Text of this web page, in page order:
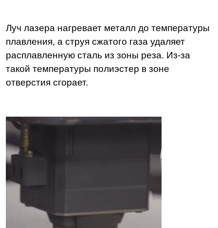
Луч лазера нагревает металл до температуры
плавления, а струя сжатого газа удаляет
расплавленную сталь из зоны реза. Из-за
такой температуры полиэстер в зоне
отверстия сгорает.